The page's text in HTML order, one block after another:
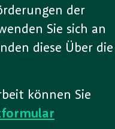
der
Sie sich an
diese Über die
können Sie